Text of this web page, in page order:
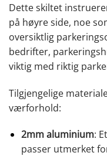
Dette skiltet
på høyre side, noe
oversiktlig
bedrifter,
viktig med riktig
Tilgjengelige
værforhold:
2mm aluminium:
passer utmerket